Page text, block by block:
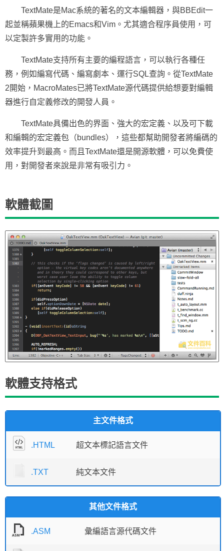
TextMate是Mac系統的著名的文本編輯器，與BBEdit一
起並稱蘋果機上的Emacs和Vim。尤其適合程序員使用，可
以定製許多實用的功能。
TextMate支持所有主要的編程語言，可以執行各種任
務，例如編寫代碼、編寫劇本、運行SQL查詢。從TextMate
2開始，MacroMates已將TextMate源代碼提供給想要對編輯
器進行自定義修改的開發人員。
TextMate具備出色的界面、強大的宏定義、以及可下載
和編輯的宏定義包（bundles），這些都幫助開發者將編碼的
效率提升到最高。而且TextMate還是開源軟體，可以免費使
用，對開發者來說是非常有吸引力。
軟體截圖
軟體支持格式
主文件格式
.HTML 超文本標記語言文件
.TXT 純文本文件
其他文件格式
.ASM 彙編語言源代碼文件